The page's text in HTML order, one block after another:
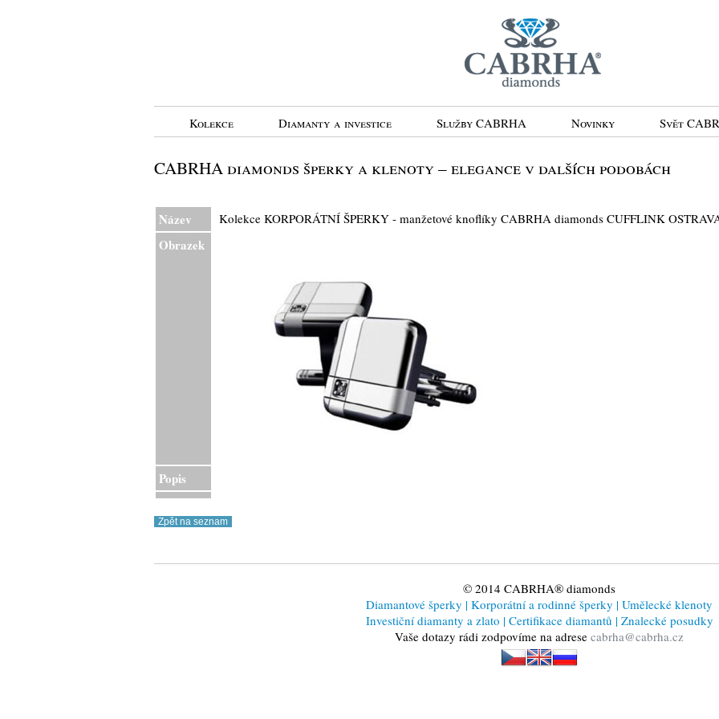
Kolekce Diamanty a investice Služby CABRHA Novinky Svět
CABRHA diamonds šperky a klenoty – elegance v dalších podobách
Název Kolekce KORPORÁTNÍ ŠPERKY - manžetové knoflíky CABRHA diamonds CUFFLINK
Obrazek
Popis
© 2014 CABRHA® diamonds
Diamantové šperky | Korporátní a rodinné šperky | Umělecké klenoty
Investiční diamanty a zlato | Certifikace diamantů | Znalecké posudky
Vaše dotazy rádi zodpovíme na adrese cabrha@cabrha.cz